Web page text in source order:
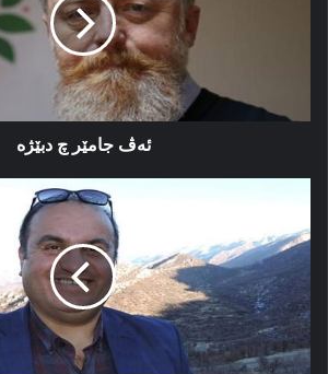
ئەڤ جامێر چ دبێژە
شۆره‌شا
ژ
چریسکه‌کا
بچووک
ده‌ست
پێ
کر